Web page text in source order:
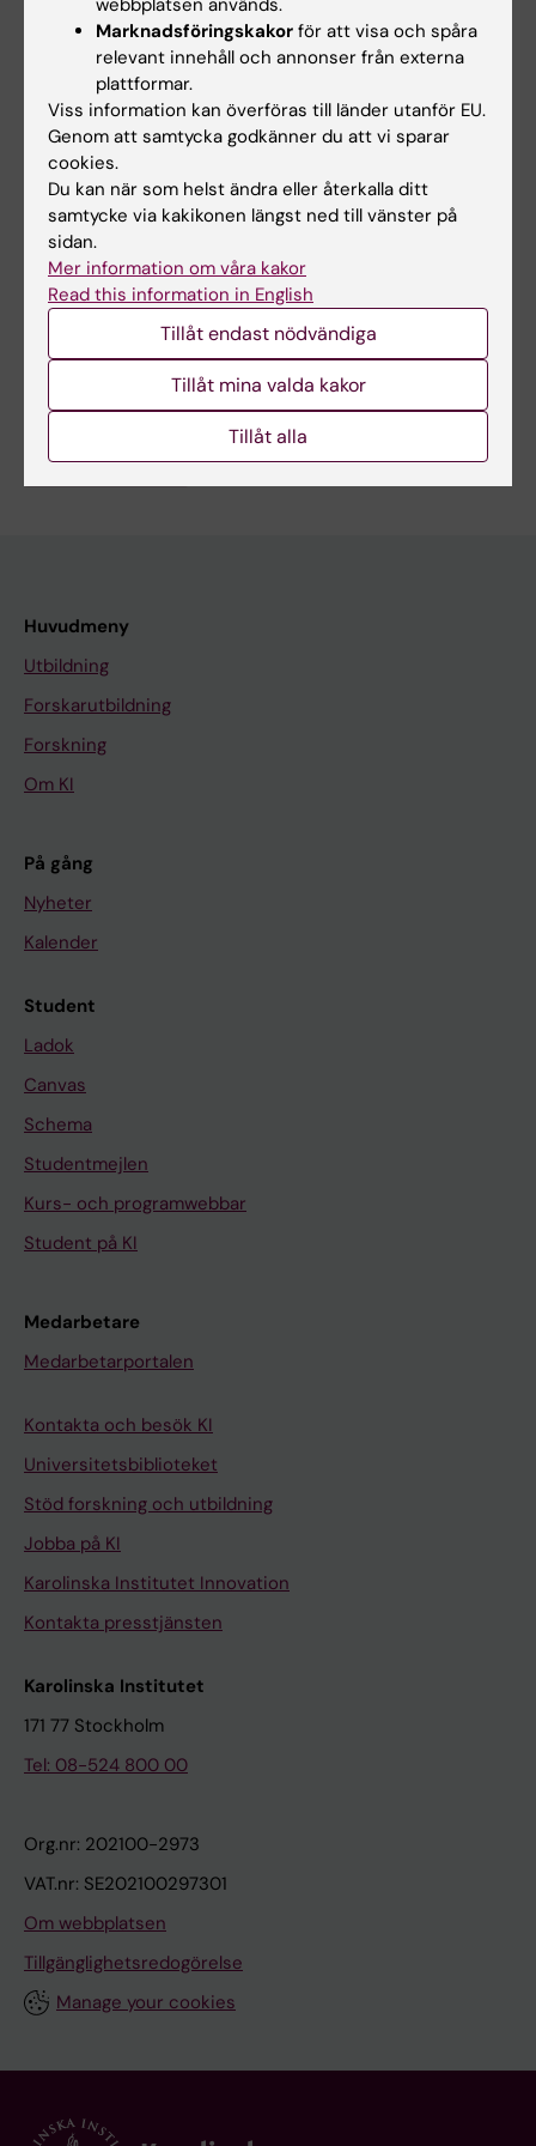
företagshälsovården. Doktorandprojektet är
en del av projektetSamklang: Vägar mot
hållbar röst i arbetslivet | Karolinska Institutet
Undervisning
Jag undervisar inom logopedi med fokus på
röstergonomi, röstträning samt bedömning
och behandling av röststörningar hos vuxna
Redigera din profil
Huvudmeny
Utbildning
Forskarutbildning
Forskning
Om KI
På gång
Nyheter
Kalender
Student
Ladok
Canvas
Schema
Studentmejlen
Kurs- och programwebbar
Student på KI
Medarbetare
Medarbetarportalen
Kontakta och besök KI
Universitetsbiblioteket
Stöd forskning och utbildning
Jobba på KI
Karolinska Institutet Innovation
Kontakta presstjänsten
Karolinska Institutet
171 77 Stockholm
Tel: 08-524 800 00
Org.nr: 202100-2973
VAT.nr: SE202100297301
Om webbplatsen
Tillgänglighetsredogörelse
Manage your cookies
webbplatsen används.
Marknadsföringskakor för att visa och spåra
relevant innehåll och annonser från externa
plattformar.
Viss information kan överföras till länder utanför EU.
Genom att samtycka godkänner du att vi sparar
cookies.
Du kan när som helst ändra eller återkalla ditt
samtycke via kakikonen längst ned till vänster på
sidan.
Mer information om våra kakor
Read this information in English
Tillåt endast nödvändiga
Tillåt mina valda kakor
Tillåt alla